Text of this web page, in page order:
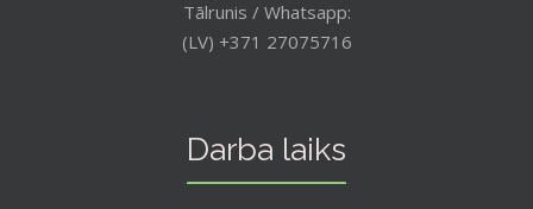
Tālrunis / Whatsapp:
(LV) +371 27075716
Darba laiks